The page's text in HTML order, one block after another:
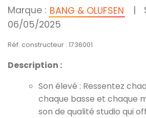
Marque : BANG & OLUFSEN |
06/05/2025
Réf. constructeur : 1736001
Description :
Son élevé : Ressentez
chaque basse et chaque
son de qualité studio qui